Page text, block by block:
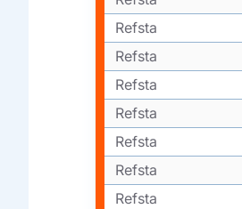
Refsta
Refsta
Refsta
Refsta
Refsta
Refsta
Refsta